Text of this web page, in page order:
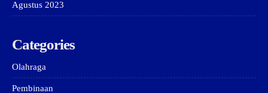
Agustus 2023
Categories
Olahraga
Pembinaan